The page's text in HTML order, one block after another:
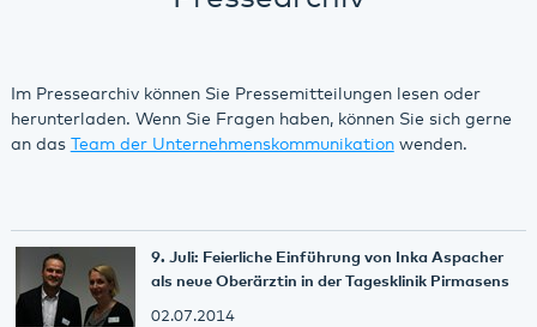
Im Pressearchiv können Sie Pressemitteilungen lesen oder
herunterladen. Wenn Sie Fragen haben, können Sie sich gerne
an das Team der Unternehmenskommunikationwenden.
9. Juli: Feierliche Einführung von Inka Aspacher
als neue Oberärztin in der Tagesklinik Pirmasens
02.07.2014